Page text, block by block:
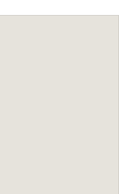
milliard le mois